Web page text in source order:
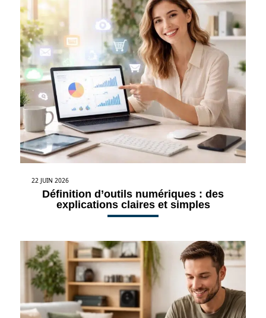
22 JUIN 2026
Définition d’outils numériques : des
explications claires et simples